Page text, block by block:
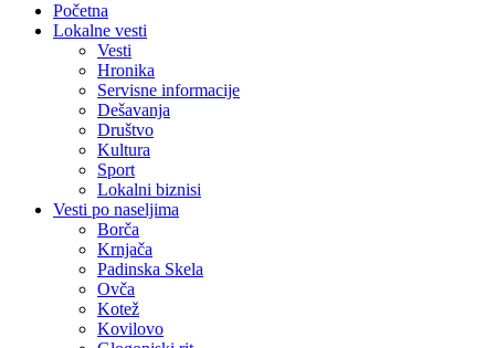
Početna
Lokalne vesti
Vesti
Hronika
Servisne informacije
Dešavanja
Društvo
Kultura
Sport
Lokalni biznisi
Vesti po naseljima
Borča
Krnjača
Padinska Skela
Ovča
Kotež
Kovilovo